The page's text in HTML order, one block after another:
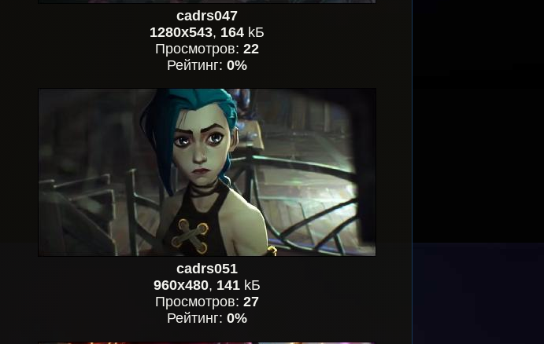
cadrs047
1280x543, 164kБ
Просмотров: 22
Рейтинг: 0%
cadrs051
960x480, 141kБ
Просмотров: 27
Рейтинг: 0%